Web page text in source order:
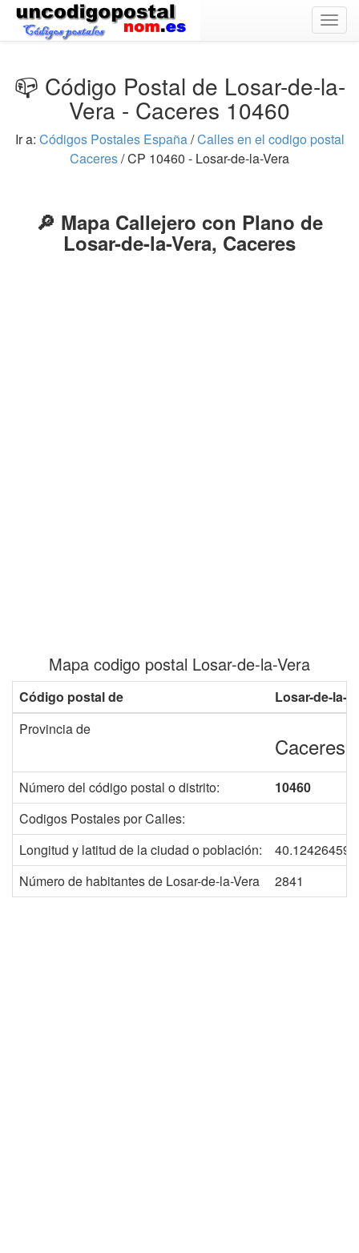
📪 Código Postal de Losar-de-la-
Vera - Caceres 10460
Ir a: Códigos Postales España/Calles en el codigo postal
Caceres/ CP 10460 - Losar-de-la-Vera
🔎 Mapa Callejero con Plano de
Losar-de-la-Vera, Caceres
Mapa codigo postal Losar-de-la-Vera
Código postal de
Losar-de-la-
Provincia de
Caceres
Número del código postal o distrito:
10460
Codigos Postales por Calles:
Longitud y latitud de la ciudad o población:
Número de habitantes de Losar-de-la-Vera
2841